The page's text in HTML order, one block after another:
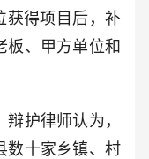
获得项目后，补
板、甲方单位和
护律师认为，
数十家乡镇、村